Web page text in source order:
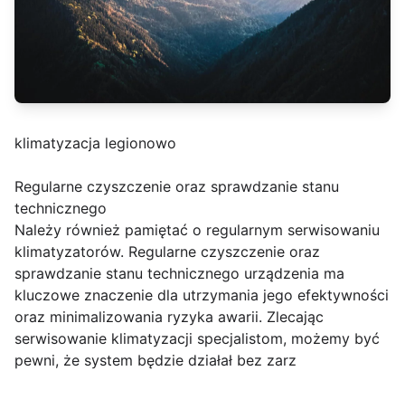
klimatyzacja legionowo
Regularne czyszczenie oraz sprawdzanie stanu
technicznego
Należy również pamiętać o regularnym serwisowaniu
klimatyzatorów. Regularne czyszczenie oraz
sprawdzanie stanu technicznego urządzenia ma
kluczowe znaczenie dla utrzymania jego efektywności
oraz minimalizowania ryzyka awarii. Zlecając
serwisowanie klimatyzacji specjalistom, możemy być
pewni, że system będzie działał bez zarz